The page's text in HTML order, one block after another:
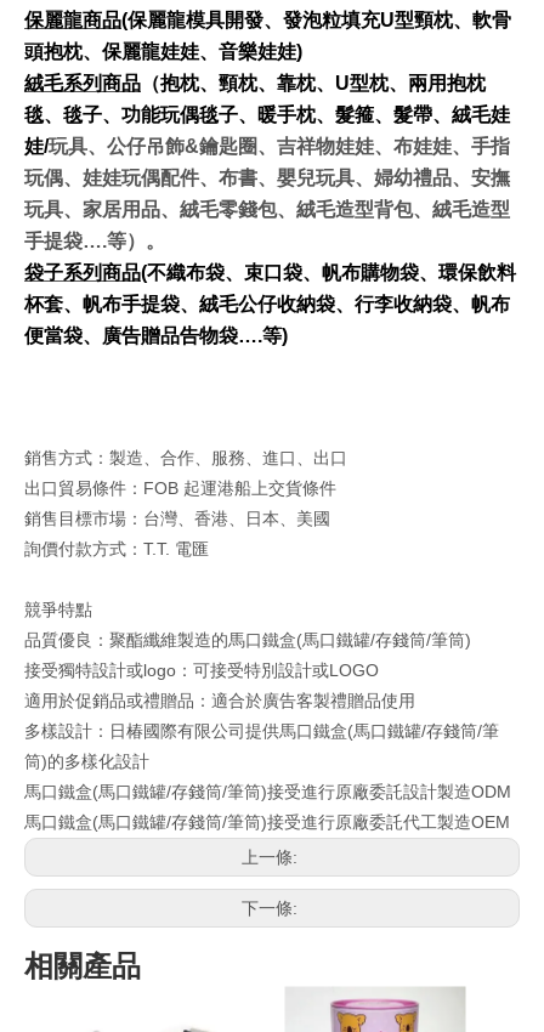
保麗龍商品(保麗龍模具開發、發泡粒填充U型頸枕、軟骨
頭抱枕、保麗龍娃娃、音樂娃娃)
絨毛系列商品 （抱枕、頸枕、靠枕、U型枕、兩用抱枕
毯、毯子、功能玩偶毯子、暖手枕、髮箍、髮帶、絨毛娃
娃/玩具、公仔吊飾&鑰匙圈、吉祥物娃娃、布娃娃、手指
玩偶、娃娃玩偶配件、布書、嬰兒玩具、婦幼禮品、安撫
玩具、家居用品、絨毛零錢包、絨毛造型背包、絨毛造型
手提袋….等）。
袋子系列商品(不織布袋、束口袋、帆布購物袋、環保飲料
杯套、帆布手提袋、絨毛公仔收納袋、行李收納袋、帆布
便當袋、廣告贈品告物袋….等)
銷售方式：製造、合作、服務、進口、出口
出口貿易條件：FOB 起運港船上交貨條件
銷售目標市場：台灣、香港、日本、美國
詢價付款方式：T.T. 電匯
競爭特點
品質優良：聚酯纖維製造的馬口鐵盒(馬口鐵罐/存錢筒/筆筒)
接受獨特設計或logo：可接受特別設計或LOGO
適用於促銷品或禮贈品：適合於廣告客製禮贈品使用
多樣設計：日椿國際有限公司提供馬口鐵盒(馬口鐵罐/存錢筒/筆
筒)的多樣化設計
馬口鐵盒(馬口鐵罐/存錢筒/筆筒)接受進行原廠委託設計製造ODM
馬口鐵盒(馬口鐵罐/存錢筒/筆筒)接受進行原廠委託代工製造OEM
上一條:
下一條:
相關產品